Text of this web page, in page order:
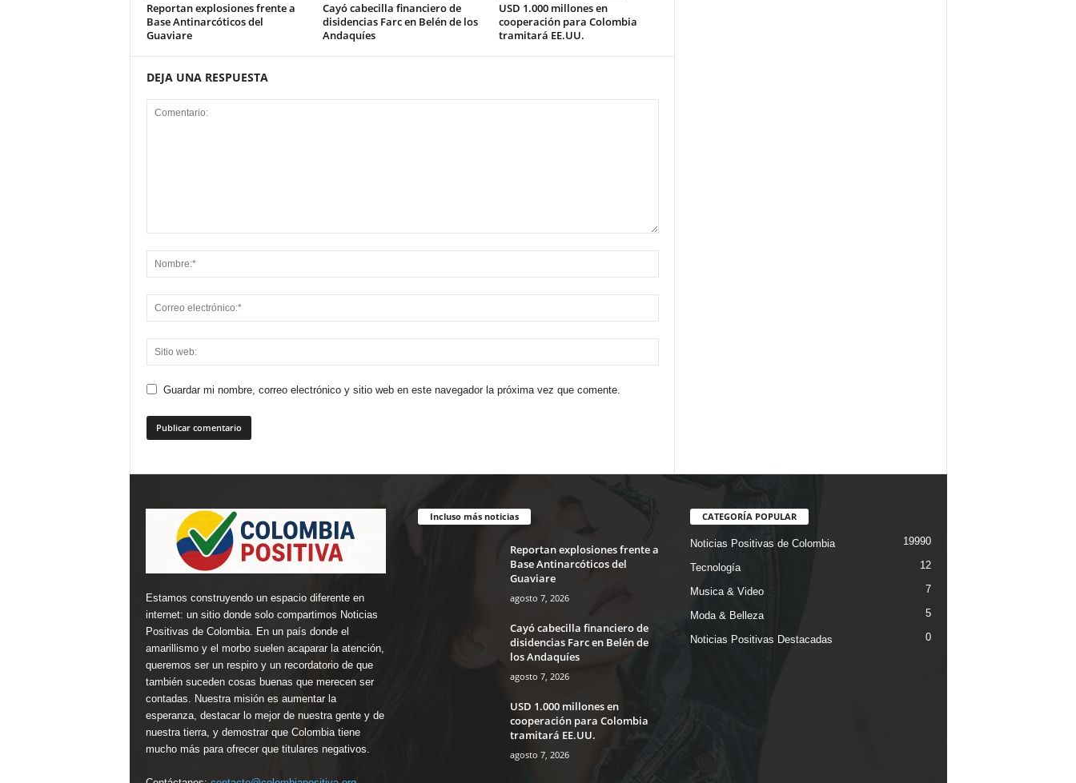
Reportan explosiones frente a
Base Antinarcóticos del
Guaviare
Cayó cabecilla financiero de
disidencias Farc en Belén de los
Andaquíes
USD 1.000 millones en
cooperación para Colombia
tramitará EE.UU.
DEJA UNA RESPUESTA
Guardar mi nombre, correo electrónico y sitio web en este navegador la próxima vez que comente.
Estamos construyendo un espacio diferente en
internet: un sitio donde solo compartimos Noticias
Positivas de Colombia. En un país donde el
amarillismo y el morbo suelen acaparar la atención,
queremos ser un respiro y un recordatorio de que
también suceden cosas buenas que merecen ser
contadas. Nuestra misión es aumentar la
esperanza, destacar lo mejor de nuestra gente y de
nuestra tierra, y demostrar que Colombia tiene
mucho más para ofrecer que titulares negativos.
Incluso más noticias
Reportan explosiones frente a
Base Antinarcóticos del
Guaviare
agosto 7, 2026
Cayó cabecilla financiero de
disidencias Farc en Belén de
los Andaquíes
agosto 7, 2026
USD 1.000 millones en
cooperación para Colombia
tramitará EE.UU.
agosto 7, 2026
CATEGORÍA POPULAR
Noticias Positivas de Colombia 19990
Tecnología 12
Musica & Video 7
Moda & Belleza 5
Noticias Positivas Destacadas 0